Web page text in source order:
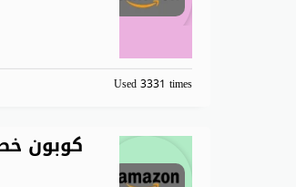
Used 3331 times
كوبون